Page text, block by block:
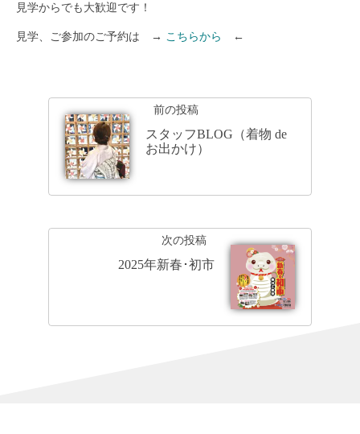
見学からでも大歓迎です！
見学、ご参加のご予約は → こちらから ←
前の投稿
スタッフBLOG（着物 de
お出かけ）
次の投稿
2025年新春･初市